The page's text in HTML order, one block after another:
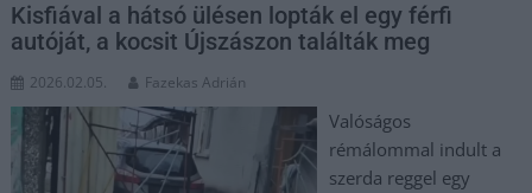
Kisfiával a hátsó ülésen lopták el egy férfi
autóját, a kocsit Újszászon találták meg
2026.02.05. Fazekas Adrián
Valóságos
rémálommal indult a
szerda reggel egy